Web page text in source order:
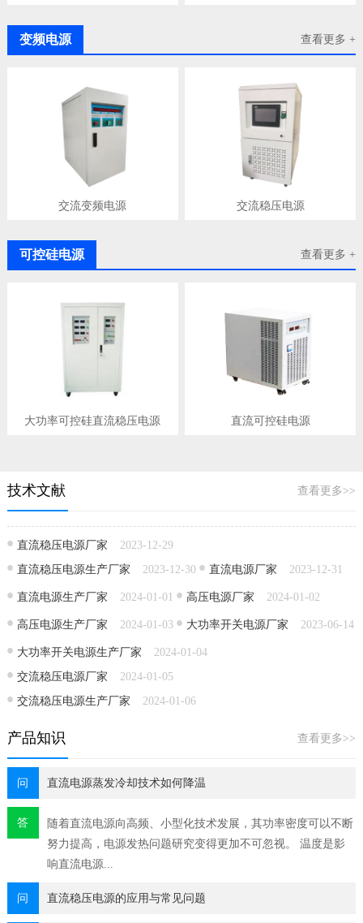
查看更多 +
变频电源
交流变频电源 交流稳压电源
查看更多 +
可控硅电源
大功率可控硅直流稳压电源 直流可控硅电源
查看更多>>
技术文献
2023-12-29
直流稳压电源厂家
2023-12-30
直流稳压电源生产厂家 2023-12-31
直流电源厂家
2024-01-01
直流电源生产厂家 2024-01-02
高压电源厂家
2024-01-03
高压电源生产厂家 2023-06-14
大功率开关电源厂家
2024-01-04
大功率开关电源生产厂家
2024-01-05
交流稳压电源厂家
2024-01-06
交流稳压电源生产厂家
查看更多>>
产品知识
问 直流电源蒸发冷却技术如何降温
答
随着直流电源​向高频、小型化技术发展，其功率密度可以不断
努力提高，电源发热问题研究变得更加不可忽视。 温度是影
响直流电源...
问 直流稳压电源的应用与常见问题